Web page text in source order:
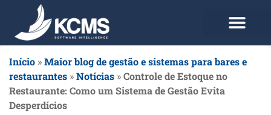
Início »Maior blog de gestão e sistemas para bares e
restaurantes »Notícias »Controle de Estoque no
Restaurante: Como um Sistema de Gestão Evita
Desperdícios